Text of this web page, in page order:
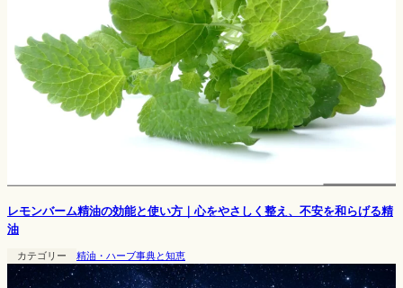
レモンバーム精油の効能と使い方｜心をやさしく整え、不安を和らげる精
油
カテゴリー 精油・ハーブ事典と知恵